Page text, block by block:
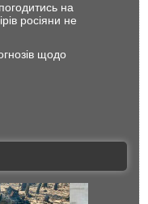
на
росіяни не
щодо